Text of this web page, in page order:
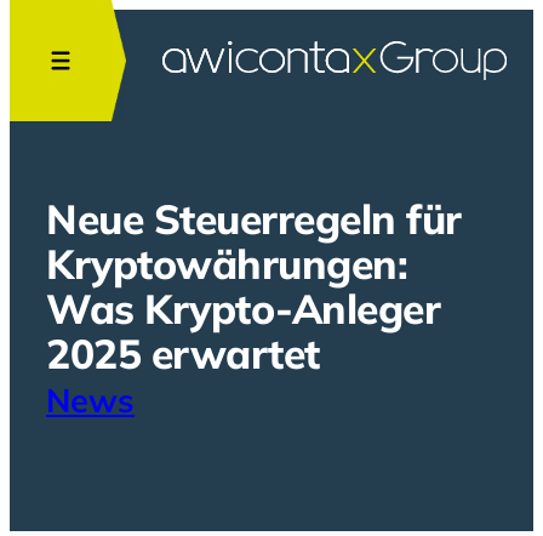
Inhalt
springen
Neue Steuerregeln für
Kryptowährungen:
Was Krypto-Anleger
2025 erwartet
News